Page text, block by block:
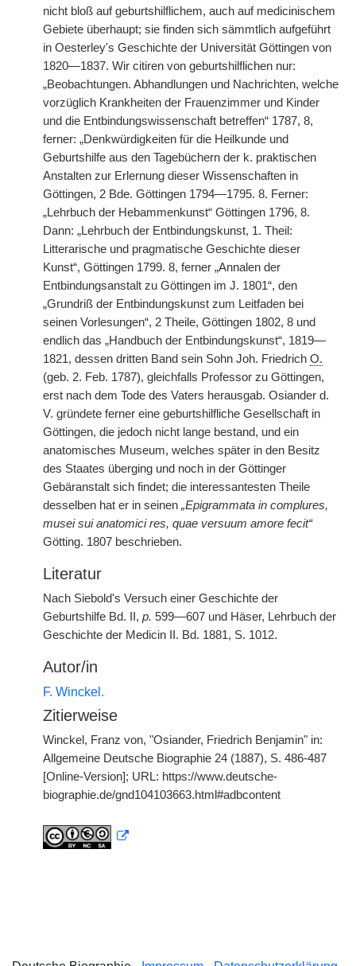
nicht bloß auf geburtshilflichem, auch auf medicinischem
Gebiete überhaupt; sie finden sich sämmtlich aufgeführt
in Oesterley's Geschichte der Universität Göttingen von
1820—1837. Wir citiren von geburtshilflichen nur:
„Beobachtungen. Abhandlungen und Nachrichten, welche
vorzüglich Krankheiten der Frauenzimmer und Kinder
und die Entbindungswissenschaft betreffen“ 1787, 8,
ferner: „Denkwürdigkeiten für die Heilkunde und
Geburtshilfe aus den Tagebüchern der k. praktischen
Anstalten zur Erlernung dieser Wissenschaften in
Göttingen, 2 Bde. Göttingen 1794—1795. 8. Ferner:
„Lehrbuch der Hebammenkunst“ Göttingen 1796, 8.
Dann: „Lehrbuch der Entbindungskunst, 1. Theil:
Litterarische und pragmatische Geschichte dieser
Kunst“, Göttingen 1799. 8, ferner „Annalen der
Entbindungsanstalt zu Göttingen im J. 1801“, den
„Grundriß der Entbindungskunst zum Leitfaden bei
seinen Vorlesungen“, 2 Theile, Göttingen 1802, 8 und
endlich das „Handbuch der Entbindungskunst“, 1819—
1821, dessen dritten Band sein Sohn Joh. Friedrich O.
(geb. 2. Feb. 1787), gleichfalls Professor zu Göttingen,
erst nach dem Tode des Vaters herausgab. Osiander d.
V. gründete ferner eine geburtshilfliche Gesellschaft in
Göttingen, die jedoch nicht lange bestand, und ein
anatomisches Museum, welches später in den Besitz
des Staates überging und noch in der Göttinger
Gebäranstalt sich findet; die interessantesten Theile
desselben hat er in seinen „Epigrammata in complures,
musei sui anatomici res, quae versuum amore fecit“
Götting. 1807 beschrieben.
Literatur
Nach Siebold's Versuch einer Geschichte der
Geburtshilfe Bd. II, p. 599—607 und Häser, Lehrbuch der
Geschichte der Medicin II. Bd. 1881, S. 1012.
Autor/in
F. Winckel.
Zitierweise
Winckel, Franz von, "Osiander, Friedrich Benjamin" in:
Allgemeine Deutsche Biographie 24 (1887), S. 486-487
[Online-Version]; URL: https://www.deutsche-
biographie.de/gnd104103663.html#adbcontent